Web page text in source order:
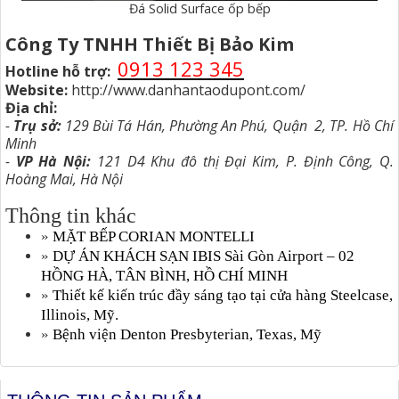
Đá Solid Surface ốp bếp
Công Ty TNHH Thiết Bị Bảo Kim
Hotline hỗ trợ: 0913 123 345
Website: http://www.danhantaodupont.com/
Địa chỉ:
- Trụ sở: 129 Bùi Tá Hán, Phường An Phú, Quận 2, TP. Hồ Chí
Minh
- VP Hà Nội: 121 D4 Khu đô thị Đại Kim, P. Định Công, Q.
Hoàng Mai, Hà Nội
Thông tin khác
» MẶT BẾP CORIAN MONTELLI
» DỰ ÁN KHÁCH SẠN IBIS Sài Gòn Airport – 02
HỒNG HÀ, TÂN BÌNH, HỒ CHÍ MINH
» Thiết kế kiến trúc đầy sáng tạo tại cửa hàng Steelcase,
Illinois, Mỹ.
» Bệnh viện Denton Presbyterian, Texas, Mỹ